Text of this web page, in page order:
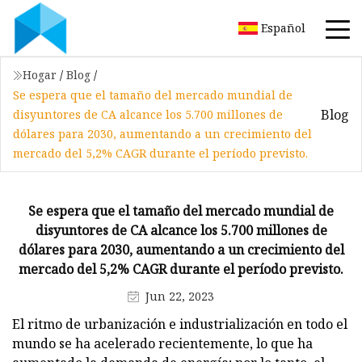
Español
Hogar / Blog /
Se espera que el tamaño del mercado mundial de
disyuntores de CA alcance los 5.700 millones de
dólares para 2030, aumentando a un crecimiento del
mercado del 5,2% CAGR durante el período previsto.
Blog
Se espera que el tamaño del mercado mundial de
disyuntores de CA alcance los 5.700 millones de
dólares para 2030, aumentando a un crecimiento del
mercado del 5,2% CAGR durante el período previsto.
Jun 22, 2023
El ritmo de urbanización e industrialización en todo el
mundo se ha acelerado recientemente, lo que ha